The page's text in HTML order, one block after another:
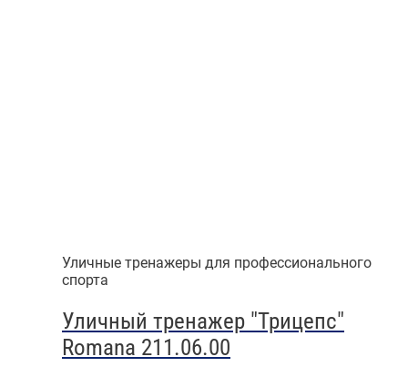
Уличные тренажеры для профессионального
спорта
Уличный тренажер "Трицепс"
Romana 211.06.00